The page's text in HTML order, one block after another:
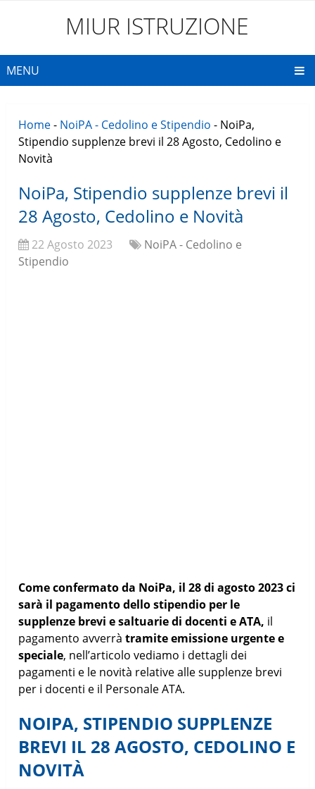
MIUR ISTRUZIONE
MENU
Home- NoiPA - Cedolino e Stipendio - NoiPa,
Stipendio supplenze brevi il 28 Agosto, Cedolino e
Novità
NoiPa, Stipendio supplenze brevi il
28 Agosto, Cedolino e Novità
22 Agosto 2023
NoiPA - Cedolino e
Stipendio
Come confermato da NoiPa, il 28 di agosto 2023 ci
sarà il pagamento dello stipendio per le
supplenze brevi e saltuarie di docenti e ATA, il
pagamento avverràtramite emissione urgente e
speciale, nell’articolo vediamo i dettagli dei
pagamenti e le novità relative alle supplenze brevi
per i docenti e il Personale ATA.
NOIPA, STIPENDIO SUPPLENZE
BREVI IL 28 AGOSTO, CEDOLINO E
NOVITÀ